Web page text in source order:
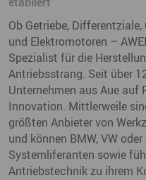
Ob Getriebe,
und Elektromotoren –
Spezialist für die
Antriebsstrang. Seit über
Unternehmen aus Aue auf
Innovation. Mittlerweile
größten Anbieter von
und können BMW, VW
Systemliferanten sowie
Antriebstechnik zu ihrem